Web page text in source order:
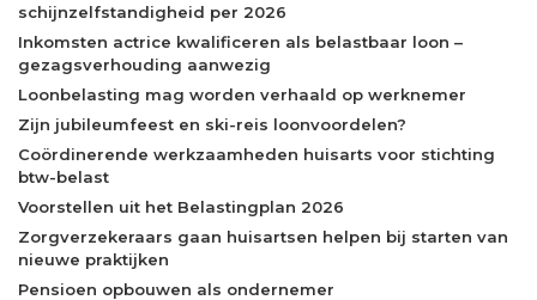
schijnzelfstandigheid per 2026
Inkomsten actrice kwalificeren als belastbaar loon –
gezagsverhouding aanwezig
Loonbelasting mag worden verhaald op werknemer
Zijn jubileumfeest en ski-reis loonvoordelen?
Coördinerende werkzaamheden huisarts voor stichting
btw-belast
Voorstellen uit het Belastingplan 2026
Zorgverzekeraars gaan huisartsen helpen bij starten van
nieuwe praktijken
Pensioen opbouwen als ondernemer